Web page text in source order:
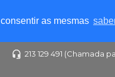
as mesmas
213 129 491 (Chamada